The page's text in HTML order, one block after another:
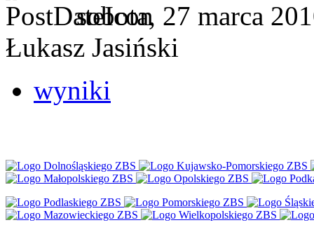
sobota, 27 marca
Łukasz Jasiński
wyniki